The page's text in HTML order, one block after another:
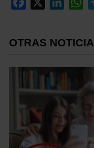
OTRAS